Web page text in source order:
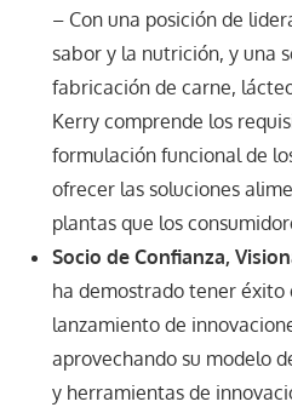
– Con una posición de
sabor y la nutrición, y una
fabricación de carne,
Kerry comprende los
formulación funcional de
ofrecer las soluciones
plantas que los
Socio de Confianza,
ha demostrado tener éxito
lanzamiento de
aprovechando su modelo
y herramientas de